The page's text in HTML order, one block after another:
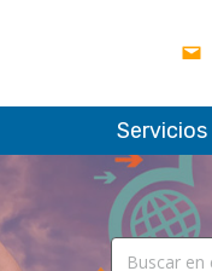
Servicios